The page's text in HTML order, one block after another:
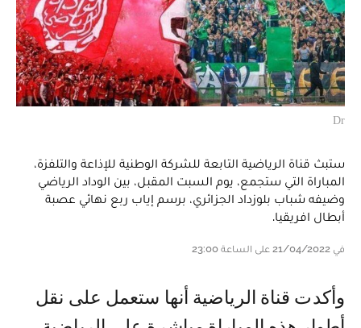
Dr
ستبث قناة الرياضية التابعة للشركة الوطنية للإذاعة والتلفزة،
المباراة التي ستجمع، يوم السبت المقبل، بين الوداد الرياضي
وضيفه شباب بلوزداد الجزائري، برسم إياب ربع نهائي عصبة
أبطال افريقيا.
في 21/04/2022 على الساعة 23:00
وأكدت قناة الرياضية أنها ستعمل على نقل